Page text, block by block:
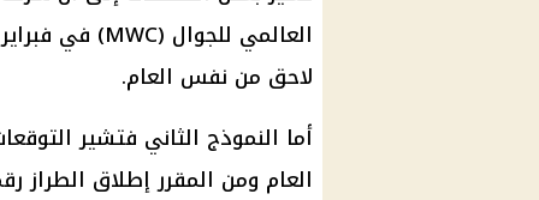
لاحق من نفس العام.
أما النموذج الثاني فتشير